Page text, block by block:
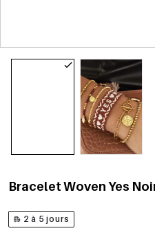
Bracelet Woven Yes
2 à 5 jours